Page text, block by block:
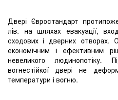
Двері Євростандарт
лів. на шляхах евакуації,
сходових і дверних отворах.
економічним і ефективним
невеликого
вогнестійкої двері не
температури і вогню.